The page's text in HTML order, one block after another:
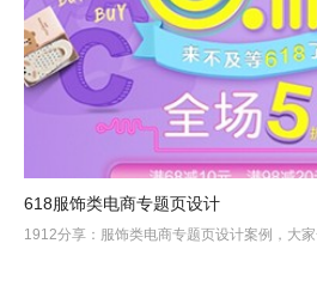
618服饰类电商专题页设计
1912分享：服饰类电商专题页设计案例，大